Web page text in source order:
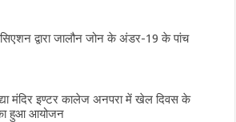
द्वारा जालौन जोन के अंडर-19 के पांच
मंदिर इण्टर कालेज अनपरा में खेल दिवस के
हुआ आयोजन